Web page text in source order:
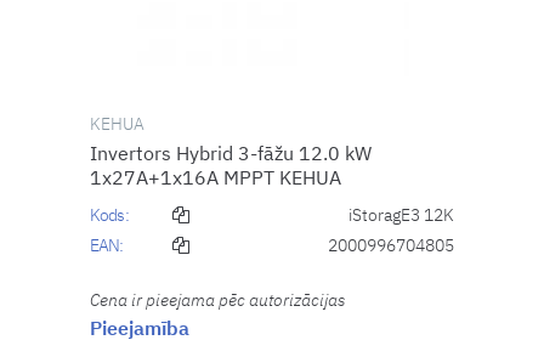
KEHUA
Invertors Hybrid 3-fāžu 12.0 kW
1x27A+1x16A MPPT KEHUA
Kods:
iStoragE3 12K
EAN:
2000996704805
Cena ir pieejama pēc autorizācijas
Pieejamība